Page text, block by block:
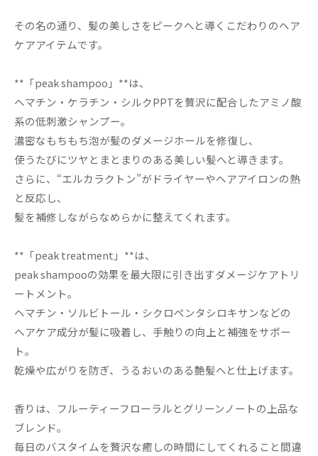
その名の通り、髪の美しさをピークへと導くこだわりのヘア
ケアアイテムです。
**「peak shampoo」**は、
ヘマチン・ケラチン・シルクPPTを贅沢に配合したアミノ酸
系の低刺激シャンプー。
濃密なもちもち泡が髪のダメージホールを修復し、
使うたびにツヤとまとまりのある美しい髪へと導きます。
さらに、“エルカラクトン”がドライヤーやヘアアイロンの熱
と反応し、
髪を補修しながらなめらかに整えてくれます。
**「peak treatment」**は、
peak shampooの効果を最大限に引き出すダメージケアトリ
ートメント。
ヘマチン・ソルビトール・シクロペンタシロキサンなどの
ヘアケア成分が髪に吸着し、手触りの向上と補強をサポー
ト。
乾燥や広がりを防ぎ、うるおいのある艶髪へと仕上げます。
香りは、フルーティーフローラルとグリーンノートの上品な
ブレンド。
毎日のバスタイムを贅沢な癒しの時間にしてくれること間違